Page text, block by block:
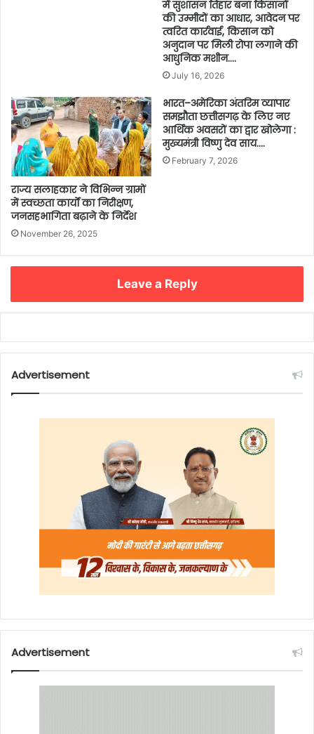
में सुशासन तिहार बना किसानों
की उम्मीदों का आधार, आवेदन पर
त्वरित कार्रवाई, किसान को
अनुदान पर मिली रोपा लगाने की
आधुनिक मशीन….
July 16, 2026
राज्य सलाहकार ने विभिन्न ग्रामों
में स्वच्छता कार्यों का निरीक्षण,
जनसहभागिता बढ़ाने के निर्देश
November 26, 2025
भारत–अमेरिका अंतरिम व्यापार
समझौता छत्तीसगढ़ के लिए नए
आर्थिक अवसरों का द्वार खोलेगा :
मुख्यमंत्री विष्णु देव साय….
February 7, 2026
Leave a Reply
Advertisement
Advertisement